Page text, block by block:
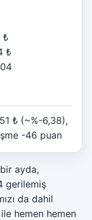
₺
₺
₺ (~%-6,38),
-46 puan
ayda,
gerilemiş
da dahil
hemen hemen